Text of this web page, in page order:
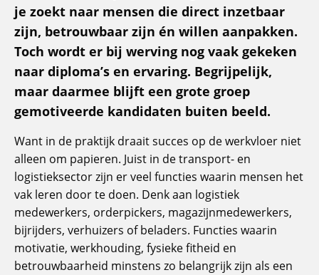
je zoekt naar mensen die direct inzetbaar
zijn, betrouwbaar zijn én willen aanpakken.
Toch wordt er bij werving nog vaak gekeken
naar diploma’s en ervaring. Begrijpelijk,
maar daarmee blijft een grote groep
gemotiveerde kandidaten buiten beeld.
Want in de praktijk draait succes op de werkvloer niet
alleen om papieren. Juist in de transport- en
logistieksector zijn er veel functies waarin mensen het
vak leren door te doen. Denk aan logistiek
medewerkers, orderpickers, magazijnmedewerkers,
bijrijders, verhuizers of beladers. Functies waarin
motivatie, werkhouding, fysieke fitheid en
betrouwbaarheid minstens zo belangrijk zijn als een